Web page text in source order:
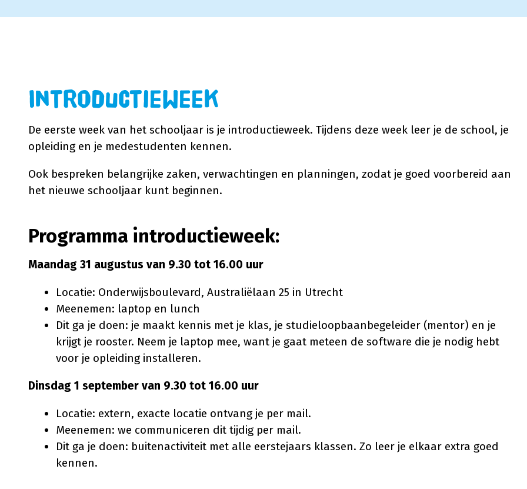
Introductieweek
De eerste week van het schooljaar is je introductieweek. Tijdens deze week leer je de school, je
opleiding en je medestudenten kennen.
Ook bespreken belangrijke zaken, verwachtingen en planningen, zodat je goed voorbereid aan
het nieuwe schooljaar kunt beginnen.
Programma introductieweek:
Maandag 31 augustus van 9.30 tot 16.00 uur
Locatie: Onderwijsboulevard, Australiëlaan 25 in Utrecht
Meenemen: laptop en lunch
Dit ga je doen: je maakt kennis met je klas, je studieloopbaanbegeleider (mentor) en je
krijgt je rooster. Neem je laptop mee, want je gaat meteen de software die je nodig hebt
voor je opleiding installeren.
Dinsdag 1 september van 9.30 tot 16.00 uur
Locatie: extern, exacte locatie ontvang je per mail.
Meenemen: we communiceren dit tijdig per mail.
Dit ga je doen: buitenactiviteit met alle eerstejaars klassen. Zo leer je elkaar extra goed
kennen.